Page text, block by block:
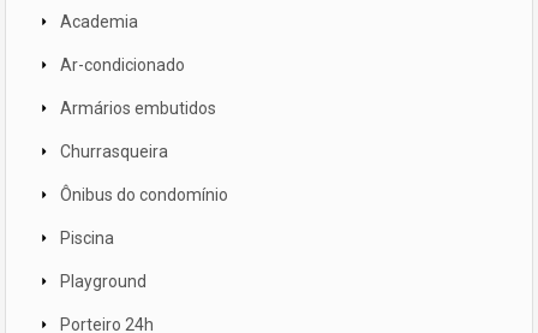
Academia
Ar-condicionado
Armários embutidos
Churrasqueira
Ônibus do condomínio
Piscina
Playground
Porteiro 24h